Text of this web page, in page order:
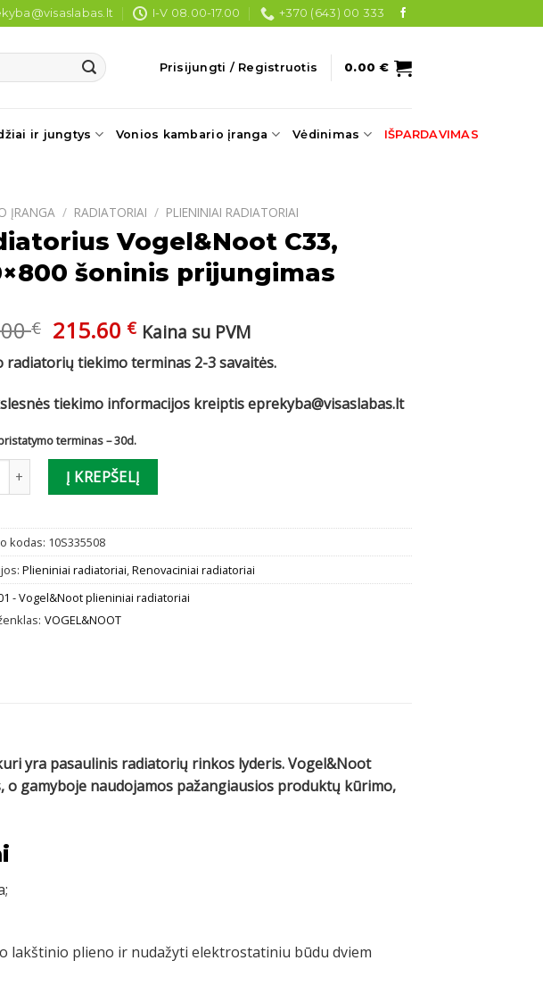
I-V 08.00-17.00 +370 (643) 00 333
Prisijungti / Registruotis 0.00€
ir jungtys Vonios kambario įranga Vėdinimas IŠPARDAVIMAS
ĮRANGA / RADIATORIAI / PLIENINIAI RADIATORIAI
Vogel&Noot C33,
šoninis prijungimas
€ Original
price
was:
308.00 €.
215.60 €Current
price
is:
215.60 €.
Kaina su PVM
radiatorių tiekimo terminas 2-3 savaitės.
tiekimo informacijos kreiptis eprekyba@visaslabas.lt
terminas – 30d.
kiekis: Radiatorius Vogel&Noot C33, 550x800 šoninis prijungimas
Į KREPŠELĮ
kodas: 10S335508
Plieniniai radiatoriai,Renovaciniai radiatoriai
- Vogel&Noot plieniniai radiatoriai
VOGEL&NOOT
yra pasaulinis radiatorių rinkos lyderis. Vogel&Noot
gamyboje naudojamos pažangiausios produktų kūrimo,
lakštinio plieno ir nudažyti elektrostatiniu būdu dviem